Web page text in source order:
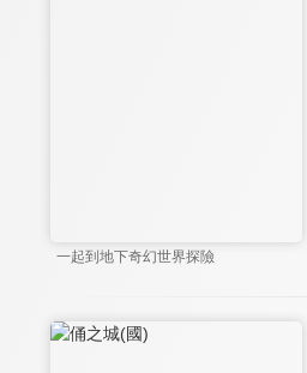
一起到地下奇幻世界探險